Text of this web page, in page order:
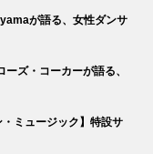
が語る、女性ダンサ
ズ・コーカーが語る、
・ミュージック】特設サ